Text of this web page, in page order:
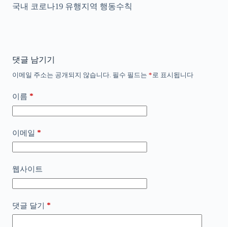
국내 코로나19 유행지역 행동수칙
댓글 남기기
이메일 주소는 공개되지 않습니다. 필수 필드는 *로 표시됩니다
이름 *
이메일 *
웹사이트
댓글 달기 *